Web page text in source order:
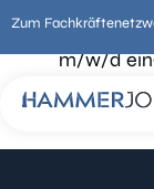
Zum In 60
m/w/d